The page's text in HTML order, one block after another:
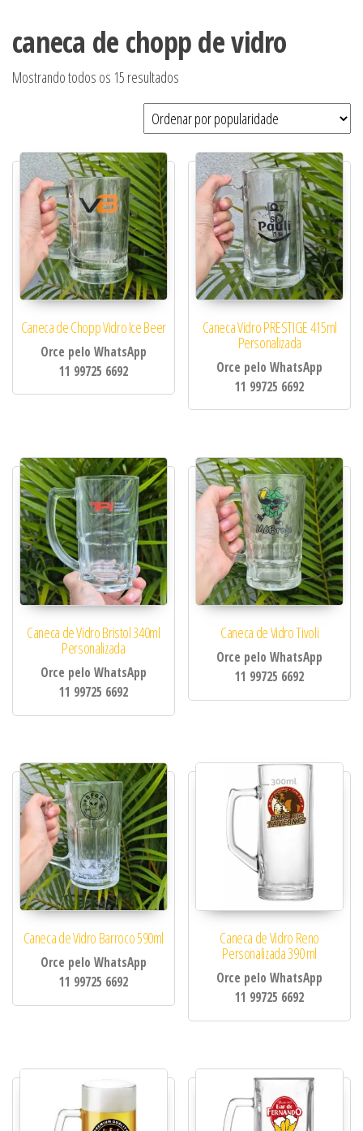
caneca de chopp de vidro
Mostrando todos os 15 resultados
Caneca de Chopp Vidro Ice Beer
Orce pelo WhatsApp
11 99725 6692
Caneca Vidro PRESTIGE 415ml
Personalizada
Orce pelo WhatsApp
11 99725 6692
Caneca de Vidro Bristol 340ml
Personalizada
Orce pelo WhatsApp
11 99725 6692
Caneca de Vidro Tivoli
Orce pelo WhatsApp
11 99725 6692
Caneca de Vidro Barroco 590ml
Orce pelo WhatsApp
11 99725 6692
Caneca de Vidro Reno
Personalizada 390 ml
Orce pelo WhatsApp
11 99725 6692